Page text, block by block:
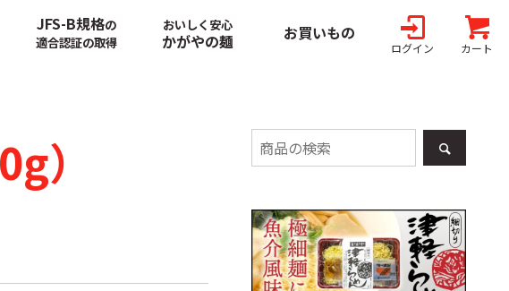
JFS-B規格の
適合認証の取得
おいしく安心
かがやの麺 お買いもの
ログイン カート
）